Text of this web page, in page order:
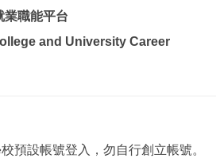
業職能平台
and University Career
預設帳號登入， 勿自行創立帳號。